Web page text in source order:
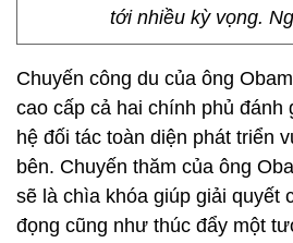
tới nhiều kỳ vọng.
Chuyến công du của ông
cao cấp cả hai chính phủ đánh
hệ đối tác toàn diện phát triển
bên. Chuyến thăm của ông
sẽ là chìa khóa giúp giải quyết
đọng cũng như thúc đẩy một